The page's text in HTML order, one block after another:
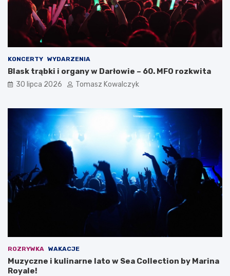
KONCERTY WYDARZENIA
Blask trąbki i organy w Darłowie – 60. MFO rozkwita
30 lipca 2026 Tomasz Kowalczyk
ROZRYWKA WAKACJE
Muzyczne i kulinarne lato w Sea Collection by Marina
Royale!